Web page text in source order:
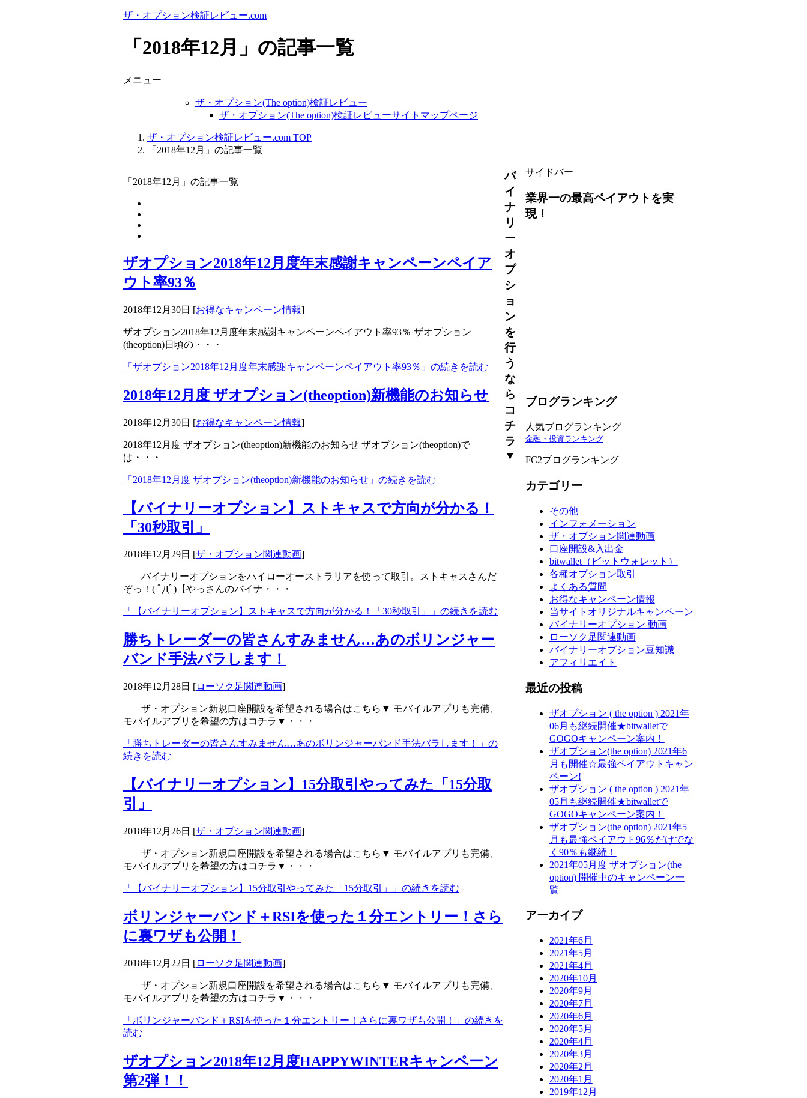
ザ・オプション検証レビュー.com
「2018年12月」の記事一覧
メニュー
ザ・オプション(The option)検証レビュー
ザ・オプション(The option)検証レビューサイトマップページ
ザ・オプション検証レビュー.com TOP
「2018年12月」の記事一覧
「2018年12月」の記事一覧
ザオプション2018年12月度年末感謝キャンペーンペイア
ウト率93％
2018年12月30日 [お得なキャンペーン情報]
ザオプション2018年12月度年末感謝キャンペーンペイアウト率93％ ザオプション
(theoption)日頃の・・・
「ザオプション2018年12月度年末感謝キャンペーンペイアウト率93％」の続きを読む
2018年12月度 ザオプション(theoption)新機能のお知らせ
2018年12月30日 [お得なキャンペーン情報]
2018年12月度 ザオプション(theoption)新機能のお知らせ ザオプション(theoption)で
は・・・
「2018年12月度 ザオプション(theoption)新機能のお知らせ」の続きを読む
【バイナリーオプション】ストキャスで方向が分かる！
「30秒取引」
2018年12月29日 [ザ・オプション関連動画]
バイナリーオプションをハイローオーストラリアを使って取引。ストキャスさんだ
ぞっ！( ﾟДﾟ)【やっさんのバイナ・・・
「【バイナリーオプション】ストキャスで方向が分かる！「30秒取引」」の続きを読む
勝ちトレーダーの皆さんすみません…あのボリンジャー
バンド手法バラします！
2018年12月28日 [ローソク足関連動画]
ザ・オプション新規口座開設を希望される場合はこちら▼ モバイルアプリも完備、
モバイルアプリを希望の方はコチラ▼・・・
「勝ちトレーダーの皆さんすみません…あのボリンジャーバンド手法バラします！」の
続きを読む
【バイナリーオプション】15分取引やってみた「15分取
引」
2018年12月26日 [ザ・オプション関連動画]
ザ・オプション新規口座開設を希望される場合はこちら▼ モバイルアプリも完備、
モバイルアプリを希望の方はコチラ▼・・・
「【バイナリーオプション】15分取引やってみた「15分取引」」の続きを読む
ボリンジャーバンド＋RSIを使った１分エントリー！さら
に裏ワザも公開！
2018年12月22日 [ローソク足関連動画]
ザ・オプション新規口座開設を希望される場合はこちら▼ モバイルアプリも完備、
モバイルアプリを希望の方はコチラ▼・・・
「ボリンジャーバンド＋RSIを使った１分エントリー！さらに裏ワザも公開！」の続きを
読む
ザオプション2018年12月度HAPPYWINTERキャンペーン
第2弾！！
サイドバー
業界一の最高ペイアウトを実
現！
ブログランキング
人気ブログランキング
金融・投資ランキング
FC2ブログランキング
カテゴリー
その他
インフォメーション
ザ・オプション関連動画
口座開設&入出金
bitwallet（ビットウォレット）
各種オプション取引
よくある質問
お得なキャンペーン情報
当サイトオリジナルキャンペーン
バイナリーオプション 動画
ローソク足関連動画
バイナリーオプション豆知識
アフィリエイト
最近の投稿
ザオプション ( the option ) 2021年
06月も継続開催★bitwalletで
GOGOキャンペーン案内！
ザオプション(the option) 2021年6
月も開催☆最強ペイアウトキャン
ペーン!
ザオプション ( the option ) 2021年
05月も継続開催★bitwalletで
GOGOキャンペーン案内！
ザオプション(the option) 2021年5
月も最強ペイアウト96％だけでな
く90％も継続！
2021年05月度 ザオプション(the
option) 開催中のキャンペーン一
覧
アーカイブ
2021年6月
2021年5月
2021年4月
2020年10月
2020年9月
2020年7月
2020年6月
2020年5月
2020年4月
2020年3月
2020年2月
2020年1月
2019年12月
バ
イ
ナ
リ
ー
オ
プ
シ
ョ
ン
を
行
う
な
ら
コ
チ
ラ
▼